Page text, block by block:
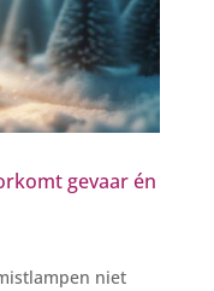
gevaar én
niet